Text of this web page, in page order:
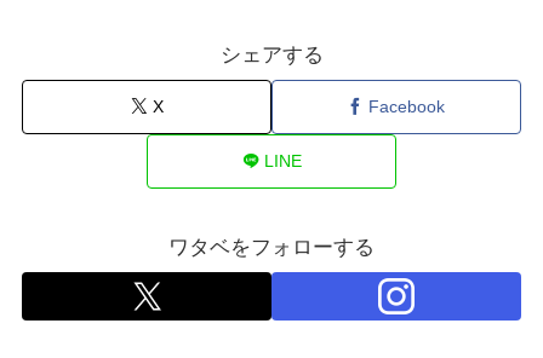
シェアする
X Facebook
LINE
ワタベをフォローする